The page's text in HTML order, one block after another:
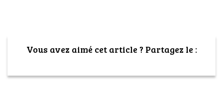
Vous avez aimé cet article ? Partagez le :